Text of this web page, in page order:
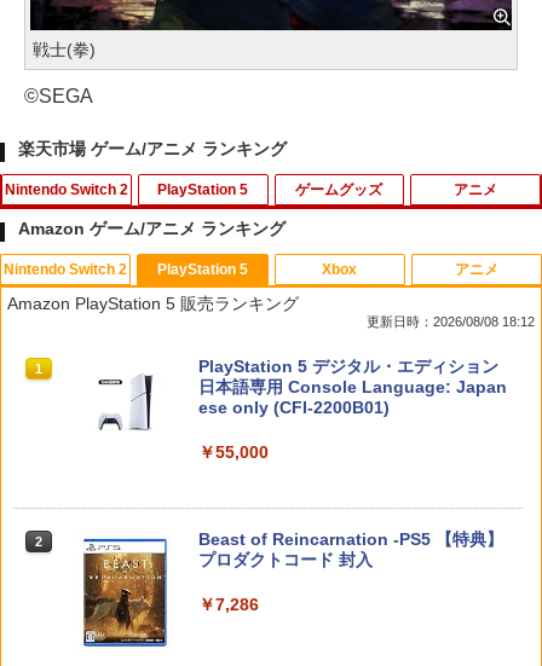
戦士(拳)
©SEGA
楽天市場 ゲーム/アニメ ランキング
Nintendo Switch 2
1
【inklink公式】Switch / Switch2 コン
トローラー スイッチ2 スイッチ プロコン
プロコントローラー switchコントロー
h ワイヤレスコントローラー 連射機能
ジャイロセンサー搭載 ジョイコン 無線
ワイヤレス 第2世代
￥2,960
2
【PowerA 公式ストア】パワーエー アド
バンテージ・有線コントローラー for Ni
式ライセンス商品】送料無料 国内2年保
PlayStation 5
1
【ホリ公式】【SONYライセンス商品】
DualSense™ワイヤレスコントローラー
専用充電USBケーブル for PlayStation5
￥1,580
速冷却 静音 装着簡単 排熱 熱対策 USB
ポート 省スペース 耐久性 プレイステー
方に対応
ゲームグッズ
1 【中古】大乱闘スマッシュブラザーズX
【中古】アッコにおまかせ!ブレインショ
【中古】ラストストーリー(特典なし) -
アニメ
1
【中古】 ルドルフとイッパイアッテナ
[レンタル落ち] [Blu-ray] [ブルーレイ]
劇場版「鬼滅の刃」無限城編 第一章 猗
Amazon ゲーム/アニメ ランキング
Nintendo Switch 2
1
スプラトゥーン レイダース|オンライン
コード版
2 スプラトゥーン レイダース -Switch2
PlayStation 5
Amazon PlayStation 5 販売ランキング
更新日時：2026/08/08 18:12
1
PlayStation 5 デジタル・エディション
日本語専用 Console Language: Japan
ese only (CFI-2200B01)
￥55,000
2
Beast of Reincarnation -PS5 【特典】
プロダクトコード 封入
￥7,286
Xbox アニメ